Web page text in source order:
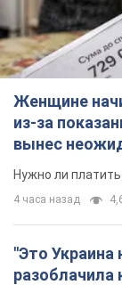
раненого
себя
Пострадавшую
Киевской и
2 часа назад